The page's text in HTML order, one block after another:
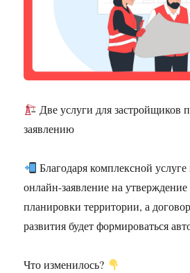
Две услуги для застройщиков
заявлению
Благодаря комплексной
онлайн-заявление на утверждение
планировки территории, а
развития будет формироваться
Что изменилось?